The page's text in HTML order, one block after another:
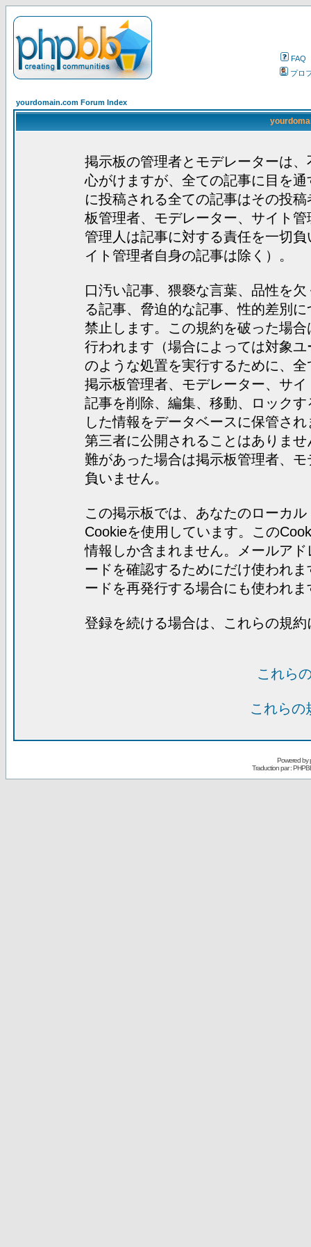
FAQ
プロ
yourdomain.com Forum Index
掲示板の管理者とモデレーターは
心がけますが、全ての記事に目を
に投稿される全ての記事はその投
板管理者、モデレーター、サイト
管理人は記事に対する責任を一切
イト管理者自身の記事は除く）。
口汚い記事、猥褻な言葉、品性を
る記事、脅迫的な記事、性的差別
禁止します。この規約を破った場
行われます（場合によっては対象
のような処置を実行するために、
掲示板管理者、モデレーター、サ
記事を削除、編集、移動、ロック
した情報をデータベースに保管さ
第三者に公開されることはありま
難があった場合は掲示板管理者、
負いません。
この掲示板では、あなたのローカ
Cookieを使用しています。この
情報しか含まれません。メールア
ードを確認するためにだけ使われ
ードを再発行する場合にも使われま
登録を続ける場合は、これらの規
これら
これらの
Powered by
Traduction par :